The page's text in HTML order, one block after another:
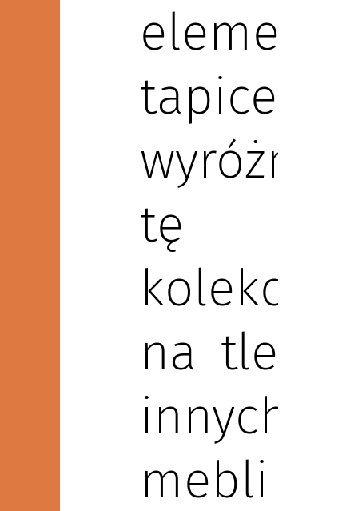
wyróżnia
tę
kolekcję
na tle
innych
mebli